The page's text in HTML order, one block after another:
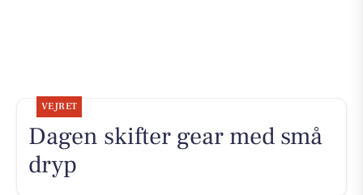
VEJRET
Dagen skifter gear med små
dryp